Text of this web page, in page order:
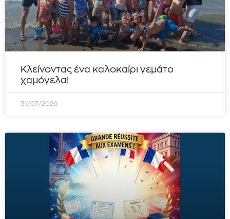
Κλείνοντας ένα καλοκαίρι γεμάτο
χαμόγελα!
31/07/2026